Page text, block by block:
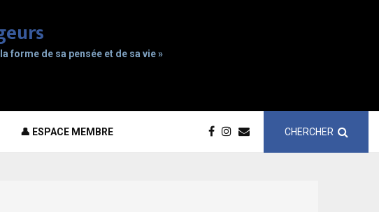
forme de sa pensée et de sa vie »
👤 ESPACE MEMBRE CHERCHER